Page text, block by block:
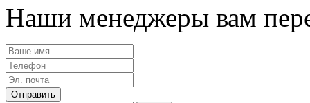
Наши менеджеры вам